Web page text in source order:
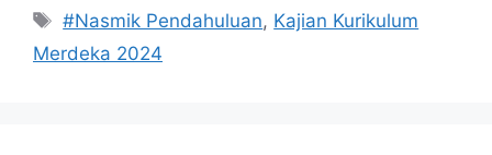
Tag
#Nasmik Pendahuluan, Kajian Kurikulum
Merdeka 2024